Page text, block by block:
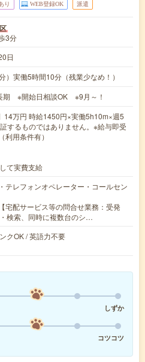
り WEB登録OK 派遣
3分
日
）実働5時間10分（残業少なめ！）
期 ※開始日相談OK ※9月～！
万円 時給1450円×実働5h10m×週5
するものではありません。※給与即受
利用条件有）
て実費支給
テレフォンオペレーター・コールセン
宅配サービス等の問合せ業務：受発
検索、同時に複数台のシ…
クOK / 英語力不要
しずか
コツコツ